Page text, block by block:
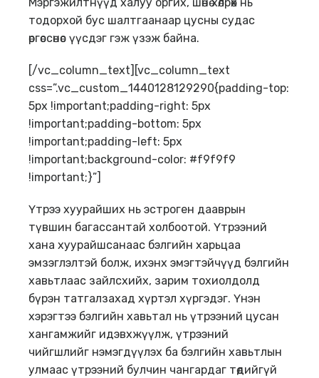
тодорхой бус шалтгаанаар цусны судас
өргөссөнөс үүсдэг гэж үзэж байна.
[/vc_column_text][vc_column_text
css=”.vc_custom_1440128129290{padding-top:
5px !important;padding-right: 5px
!important;padding-bottom: 5px
!important;padding-left: 5px
!important;background-color: #f9f9f9
!important;}”]
Үтрээ хуурайших нь эстроген дааврын
түвшин багассантай холбоотой. Үтрээний
хана хуурайшсанаас бэлгийн харьцаа
эмзэглэлтэй болж, ихэнх эмэгтэйчүүд бэлгийн
хавьтлаас зайлсхийх, зарим тохиолдолд
бүрэн татгалзахад хүртэл хүргэдэг. Үнэн
хэрэгтээ бэлгийн хавьтал нь үтрээний цусан
хангамжийг идэвхжүүлж, үтрээний
чийгшлийг нэмэгдүүлэх ба бэлгийн хавьтлын
улмаас үтрээний булчин чангардаг төдийгүй